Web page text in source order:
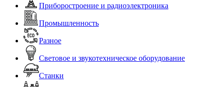
Приборостроение и радиоэлектроника
Промышленность
Разное
Световое и звукотехническое оборудование
Станки